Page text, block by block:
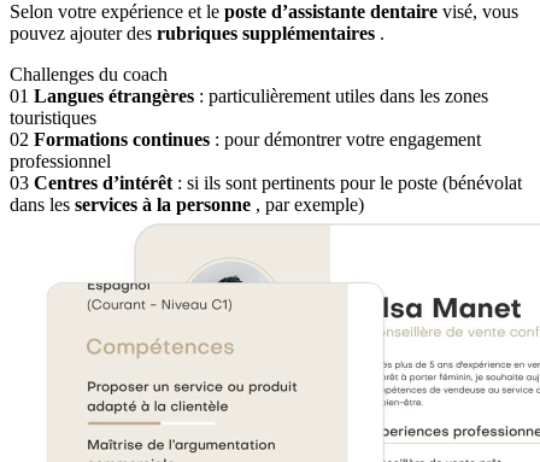
Selon votre expérience et le poste d’assistante dentaire visé, vous
pouvez ajouter des rubriques supplémentaires .
Challenges du coach
01 Langues étrangères : particulièrement utiles dans les zones
touristiques
02 Formations continues : pour démontrer votre engagement
professionnel
03 Centres d’intérêt : si ils sont pertinents pour le poste (bénévolat
dans les services à la personne , par exemple)